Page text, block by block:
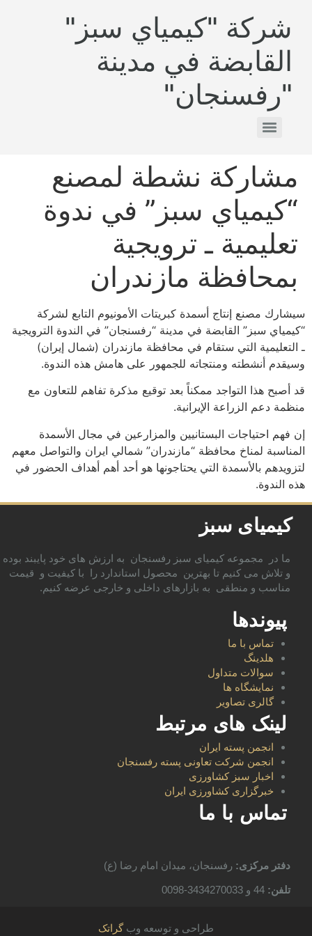
شركة "كيمياي سبز"
القابضة في مدينة
"رفسنجان"
مشاركة نشطة لمصنع
“كيمياي سبز” في ندوة
تعليمية ـ ترويجية
بمحافظة مازندران
سيشارك مصنع إنتاج أسمدة كبريتات الأمونيوم التابع لشرکة
“كيمياي سبز” القابضة في مدينة “رفسنجان” في الندوة الترويجية
ـ التعليمية التي ستقام في محافظة مازندران (شمال إيران)
وسيقدم أنشطته ومنتجاته للجمهور على هامش هذه الندوة.
قد أصبح هذا التواجد ممكناً بعد توقيع مذكرة تفاهم للتعاون مع
منظمة دعم الزراعة الإيرانية.
إن فهم احتياجات البستانيين والمزارعين في مجال الأسمدة
المناسبة لمناخ محافظة “مازندران” شمالي ايران والتواصل معهم
لتزويدهم بالأسمدة التي يحتاجونها هو أحد أهم أهداف الحضور في
هذه الندوة.
کیمیای سبز
ما در مجموعه کیمیای سبز رفسنجان به ارزش های خود پایبند بوده
و تلاش می کنیم تا بهترین محصول استاندارد را با کیفیت و قیمت
مناسب و منطقی به بازارهای داخلی و خارجی عرضه کنیم.
پیوندها
تماس با ما
هلدینگ
سوالات متداول
نمایشگاه ها
گالری تصاویر
لینک های مرتبط
انجمن پسته ایران
انجمن شرکت تعاونی پسته رفسنجان
اخبار سبز کشاورزی
خبرگزاری کشاورزی ایران
تماس با ما
دفتر مرکزی: رفسنجان، میدان امام رضا (ع)
تلفن:
طراحی و توسعه وبگراتک